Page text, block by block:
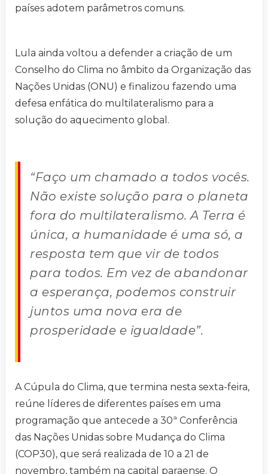
países adotem parâmetros comuns.
Lula ainda voltou a defender a criação de um
Conselho do Clima no âmbito da Organização das
Nações Unidas (ONU) e finalizou fazendo uma
defesa enfática do multilateralismo para a
solução do aquecimento global.
“Faço um chamado a todos vocês.
Não existe solução para o planeta
fora do multilateralismo. A Terra é
única, a humanidade é uma só, a
resposta tem que vir de todos
para todos. Em vez de abandonar
a esperança, podemos construir
juntos uma nova era de
prosperidade e igualdade”.
A Cúpula do Clima, que termina nesta sexta-feira,
reúne líderes de diferentes países em uma
programação que antecede a 30ª Conferência
das Nações Unidas sobre Mudança do Clima
(COP30), que será realizada de 10 a 21 de
novembro, também na capital paraense. O